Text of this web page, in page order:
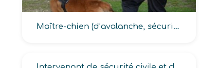
Maître-chien (d’avalanche, sécurité civile)